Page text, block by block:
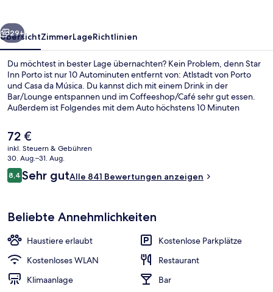
Weiter
29+
ÜbersichtZimmerLageRichtlinien
Du möchtest in bester Lage übernachten? Kein Problem, denn Star
Inn Porto ist nur 10 Autominuten entfernt von: Atlstadt von Porto
und Casa da Música. Du kannst dich mit einem Drink in der
Bar/Lounge entspannen und im Coffeeshop/Café sehr gut essen.
Außerdem ist Folgendes mit dem Auto höchstens 10 Minuten
Der
aktuelle
Preis
beträgt
72 €.
72 €
inkl. Steuern & Gebühren
30. Aug.–31. Aug.
Bewertungen
8,48,4 von 10.
Sehr gutAlle 841 Bewertungen anzeigen
Beliebte Annehmlichkeiten
Haustiere erlaubt
Kostenlose Parkplätze
Kostenloses WLAN
Restaurant
Klimaanlage
Bar